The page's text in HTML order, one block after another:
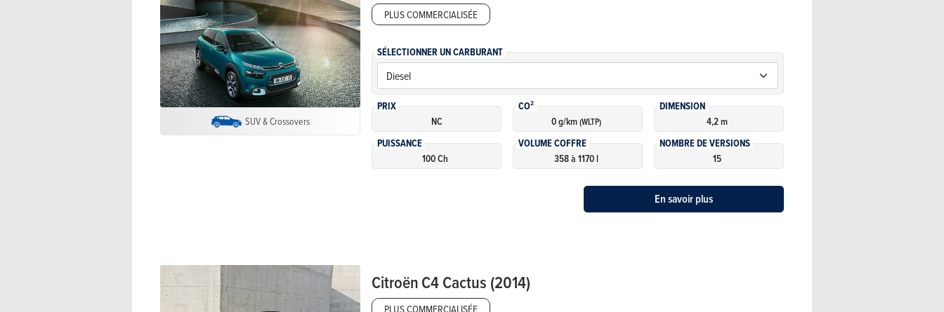
SUV & Crossovers
PLUS COMMERCIALISÉE
SÉLECTIONNER UN CARBURANT
PRIX
NC
CO²
0 g/km(WLTP)
DIMENSION
4,2 m
PUISSANCE
100 Ch
VOLUME COFFRE
358 à 1170 l
NOMBRE DE VERSIONS
15
En savoir plus
CitroënC4 Cactus (2014)
PLUS COMMERCIALISÉE